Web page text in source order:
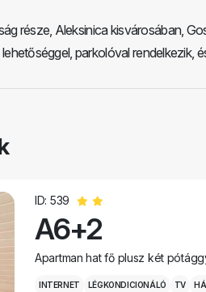
része, Aleksinica kisvárosában,
parkolóval rendelkezik,
ID: 539
A6+2
Apartman hat fő plusz két
INTERNET LÉGKONDICIONÁLÓ TV